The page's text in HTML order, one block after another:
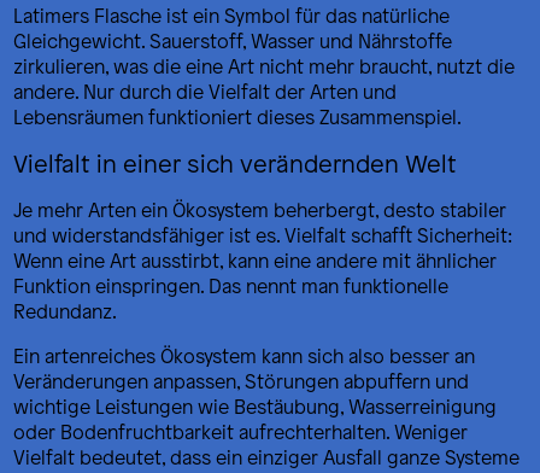
Latimers Flasche ist ein Symbol für das natürliche
Gleichgewicht. Sauerstoff, Wasser und Nährstoffe
zirkulieren, was die eine Art nicht mehr braucht, nutzt die
andere. Nur durch die Vielfalt der Arten und
Lebensräumen funktioniert dieses Zusammenspiel.
Vielfalt in einer sich verändernden Welt
Je mehr Arten ein Ökosystem beherbergt, desto stabiler
und widerstandsfähiger ist es. Vielfalt schafft Sicherheit:
Wenn eine Art ausstirbt, kann eine andere mit ähnlicher
Funktion einspringen. Das nennt man funktionelle
Redundanz.
Ein artenreiches Ökosystem kann sich also besser an
Veränderungen anpassen, Störungen abpuffern und
wichtige Leistungen wie Bestäubung, Wasserreinigung
oder Bodenfruchtbarkeit aufrechterhalten. Weniger
Vielfalt bedeutet, dass ein einziger Ausfall ganze Systeme